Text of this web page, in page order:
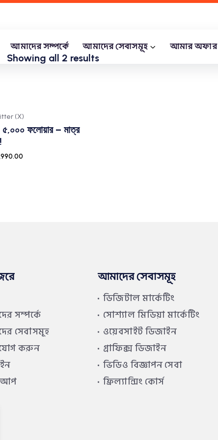
আমাদের সম্পর্কে আমাদের সেবাসমূহ আমার অফার
Showing all 2 results
(X)
ফলোয়ার – মাত্র
সম্পর্কে
সেবাসমূহ
করুন
আপ
আমাদের সেবাসমূহ
ডিজিটাল মার্কেটিং
সোশ্যাল মিডিয়া মার্কেটিং
ওয়েবসাইট ডিজাইন
গ্রাফিক্স ডিজাইন
ভিডিও বিজ্ঞাপন সেবা
ফ্রিল্যান্সিং কোর্স